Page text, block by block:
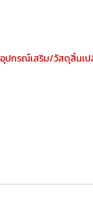
อุปกรณ์เสริม/วัสดุสิ้นเ